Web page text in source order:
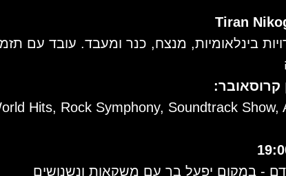
בינלאומיות, מנצח, כנר ומעבד. עובד עם
קרוסאובר:
Hits, Rock Symphony, Soundtrack Show,
- במקום יפעל בר עם משקאות ונשנושים